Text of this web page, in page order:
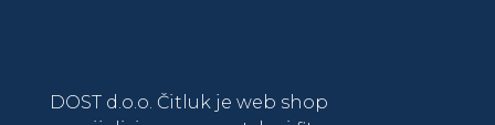
DOST d.o.o. Čitluk je web shop